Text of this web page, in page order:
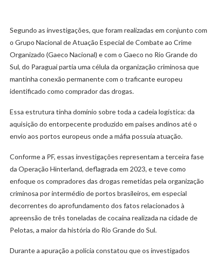
Segundo as investigações, que foram realizadas em conjunto com
o Grupo Nacional de Atuação Especial de Combate ao Crime
Organizado (Gaeco Nacional) e com o Gaeco no Rio Grande do
Sul, do Paraguai partia uma célula da organização criminosa que
mantinha conexão permanente com o traficante europeu
identificado como comprador das drogas.
Essa estrutura tinha domínio sobre toda a cadeia logística: da
aquisição do entorpecente produzido em países andinos até o
envio aos portos europeus onde a máfia possuía atuação.
Conforme a PF, essas investigações representam a terceira fase
da Operação Hinterland, deflagrada em 2023, e teve como
enfoque os compradores das drogas remetidas pela organização
criminosa por intermédio de portos brasileiros, em especial
decorrentes do aprofundamento dos fatos relacionados à
apreensão de três toneladas de cocaína realizada na cidade de
Pelotas, a maior da história do Rio Grande do Sul.
Durante a apuração a polícia constatou que os investigados